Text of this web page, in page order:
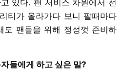
있다. 팬 서비스 차원에서 선
티가 올라가다 보니 팔때마다
도 팬들을 위해 정성껏 준비하
들에게 하고 싶은 말?